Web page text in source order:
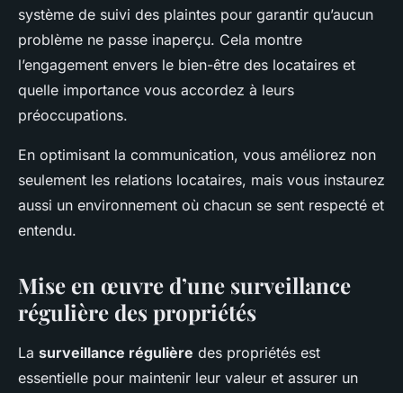
système de suivi des plaintes pour garantir qu’aucun
problème ne passe inaperçu. Cela montre
l’engagement envers le bien-être des locataires et
quelle importance vous accordez à leurs
préoccupations.
En optimisant la communication, vous améliorez non
seulement les relations locataires, mais vous instaurez
aussi un environnement où chacun se sent respecté et
entendu.
Mise en œuvre d’une surveillance
régulière des propriétés
La surveillance régulière des propriétés est
essentielle pour maintenir leur valeur et assurer un